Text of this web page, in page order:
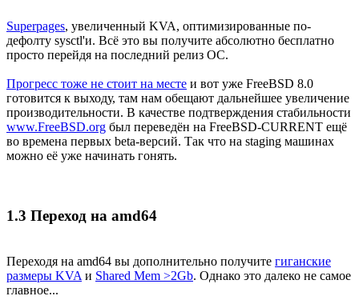
Superpages, увеличенный KVA, оптимизированные по-
дефолту sysctl'и. Всё это вы получите абсолютно бесплатно
просто перейдя на последний релиз ОС.
Прогресс тоже не стоит на месте и вот уже FreeBSD 8.0
готовится к выходу, там нам обещают дальнейшее увеличение
производительности. В качестве подтверждения стабильности
www.FreeBSD.org был переведён на FreeBSD-CURRENT ещё
во времена первых beta-версий. Так что на staging машинах
можно её уже начинать гонять.
1.3 Переход на amd64
Переходя на amd64 вы дополнительно получите гиганские
размеры KVA и Shared Mem >2Gb. Однако это далеко не самое
главное...